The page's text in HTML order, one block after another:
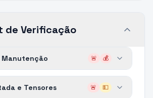
de Verificação
🚨 💰
e Tensores 🚨 💵